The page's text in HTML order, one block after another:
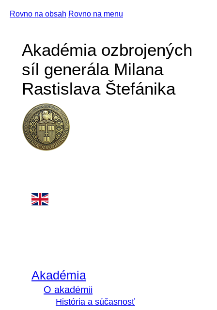
Rovno na obsah Rovno na menu
Akadémia ozbrojených
síl generála Milana
Rastislava Štefánika
Akadémia
O akadémii
História a súčasnosť